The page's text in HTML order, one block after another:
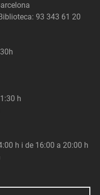
93 343 61 20
h
h i de 16:00 a 20:00 h